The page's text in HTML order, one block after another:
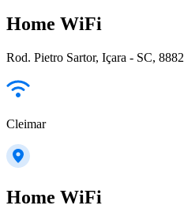
Home WiFi
Rod. Pietro Sartor, Içara - SC,
Cleimar
Home WiFi